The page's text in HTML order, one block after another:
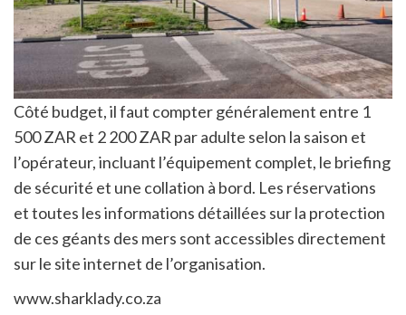
Côté budget, il faut compter généralement entre 1
500 ZAR et 2 200 ZAR par adulte selon la saison et
l’opérateur, incluant l’équipement complet, le briefing
de sécurité et une collation à bord. Les réservations
et toutes les informations détaillées sur la protection
de ces géants des mers sont accessibles directement
sur le site internet de l’organisation.
www.sharklady.co.za